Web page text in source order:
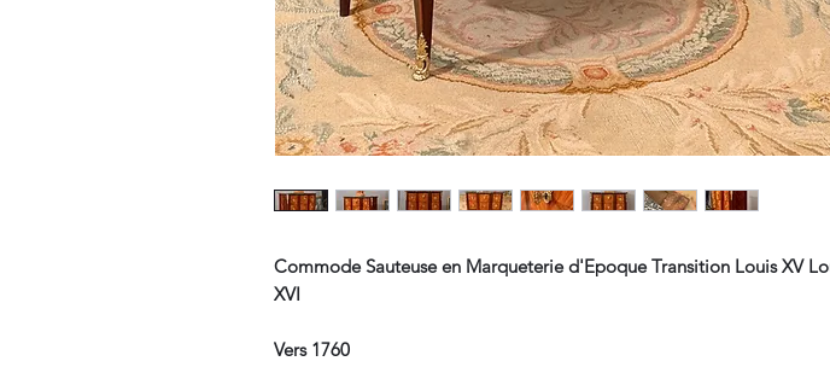
Commode Sauteuse en Marqueterie d'Epoque Transition Louis XV
XVI
Vers 1760